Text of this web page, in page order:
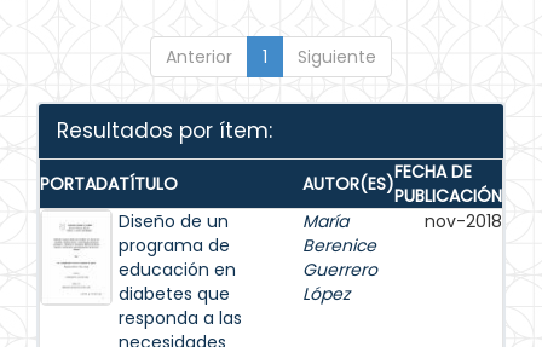
Anterior 1 Siguiente
Resultados por ítem:
PORTADATÍTULO AUTOR(ES)FECHA DE
PUBLICACIÓN
Diseño de un
programa de
educación en
diabetes que
responda a las
necesidades
María
Berenice
Guerrero
López
nov-2018